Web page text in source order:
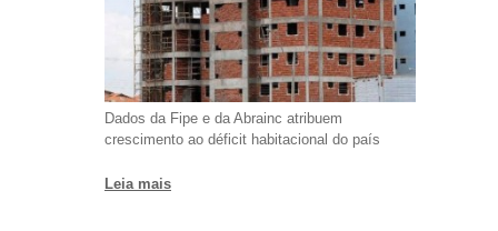
Dados da Fipe e da Abrainc atribuem
crescimento ao déficit habitacional do país
Leia mais